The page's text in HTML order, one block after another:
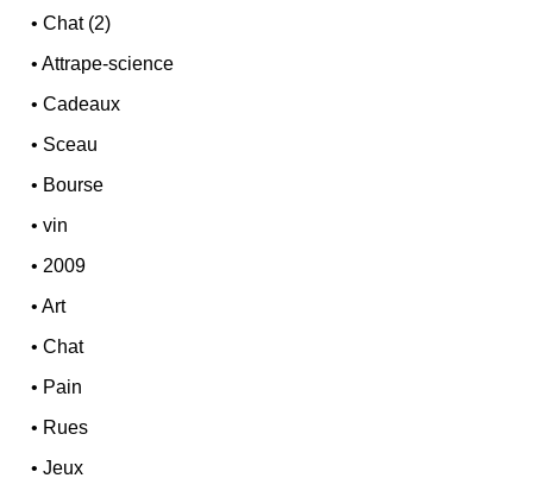
•Chat (2)
•Attrape-science
•Cadeaux
• Sceau
• Bourse
•vin
• 2009
•Art
•Chat
• Pain
• Rues
•Jeux